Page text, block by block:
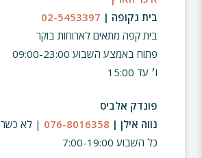
בית נקופה | 02-5453397
בית קפה מתאים לארוחות בוקר
פתוח באמצע השבוע 09:00-23:00
ו׳ עד 15:00
פונדק אלביס
נווה אילן | 076-8016358 | לא כשר
כל השבוע 7:00-19:00